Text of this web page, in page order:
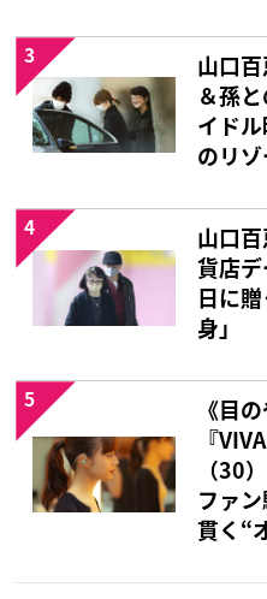
山口
＆孫
イド
のリゾ
3
山口
貨店
日に
身」
4
《目
『
（30
ファ
貫く“
5